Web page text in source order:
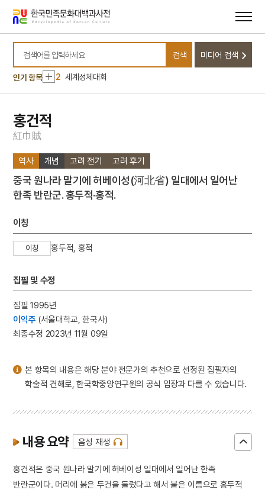
바로가기
바로가기
검색어를 입력하세요
검색 미디어 검색
인기 항목
10 계백 장군 유적전승지
1 금성대군
2 세계성체대회
3 구선복
7
신소재
8 조선
9
한국광복군
1 금성대군
2
세계성체대회
4 단청
5
6
세종
9 한국광복군
홍건적
紅巾 賊
역사 개념 고려 전기 고려 후기
중국 원나라 말기에 허베이성(河北省) 일대에서 일어난
한족 반란군. 홍두적·홍적.
이칭
이칭 홍두적, 홍적
집필 및 수정
집필 1995년
이익주 (서울대학교, 한국사)
최종수정 2023년 11월 09일
본 항목의 내용은 해당 분야 전문가의 추천으로 선정된 집필자의
학술적 견해로, 한국학중앙연구원의 공식 입장과 다를 수 있습니다.
내용 요약 음성 재생
홍건적은 중국 원나라 말기에 허베이성 일대에서 일어난 한족
반란군이다. 머리에 붉은 두건을 둘렀다고 해서 붙은 이름으로 홍두적